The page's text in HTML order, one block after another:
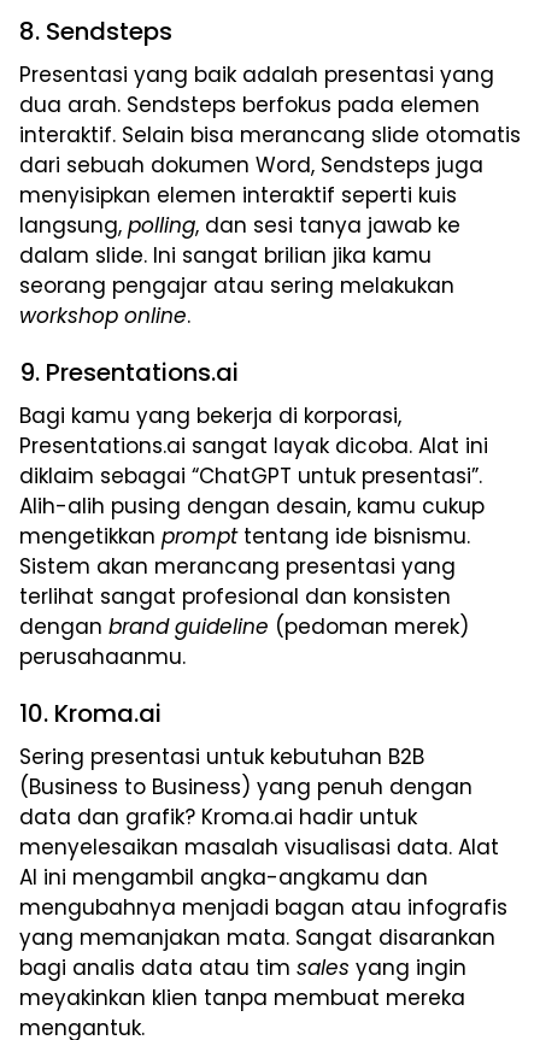
8. Sendsteps
Presentasi yang baik adalah presentasi yang
dua arah. Sendsteps berfokus pada elemen
interaktif. Selain bisa merancang slide otomatis
dari sebuah dokumen Word, Sendsteps juga
menyisipkan elemen interaktif seperti kuis
langsung, polling, dan sesi tanya jawab ke
dalam slide. Ini sangat brilian jika kamu
seorang pengajar atau sering melakukan
workshop online.
9. Presentations.ai
Bagi kamu yang bekerja di korporasi,
Presentations.ai sangat layak dicoba. Alat ini
diklaim sebagai “ChatGPT untuk presentasi”.
Alih-alih pusing dengan desain, kamu cukup
mengetikkan prompttentang ide bisnismu.
Sistem akan merancang presentasi yang
terlihat sangat profesional dan konsisten
dengan brand guideline (pedoman merek)
perusahaanmu.
10. Kroma.ai
Sering presentasi untuk kebutuhan B2B
(Business to Business) yang penuh dengan
data dan grafik? Kroma.ai hadir untuk
menyelesaikan masalah visualisasi data. Alat
AI ini mengambil angka-angkamu dan
mengubahnya menjadi bagan atau infografis
yang memanjakan mata. Sangat disarankan
bagi analis data atau tim sales yang ingin
meyakinkan klien tanpa membuat mereka
mengantuk.